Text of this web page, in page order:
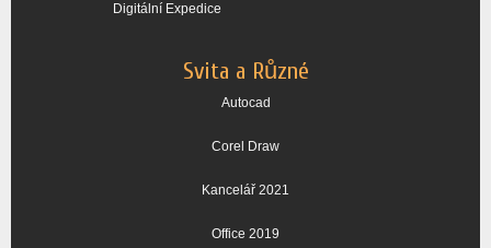
Digitální Expedice
Svita a Různé
Autocad
Corel Draw
Kancelář 2021
Office 2019